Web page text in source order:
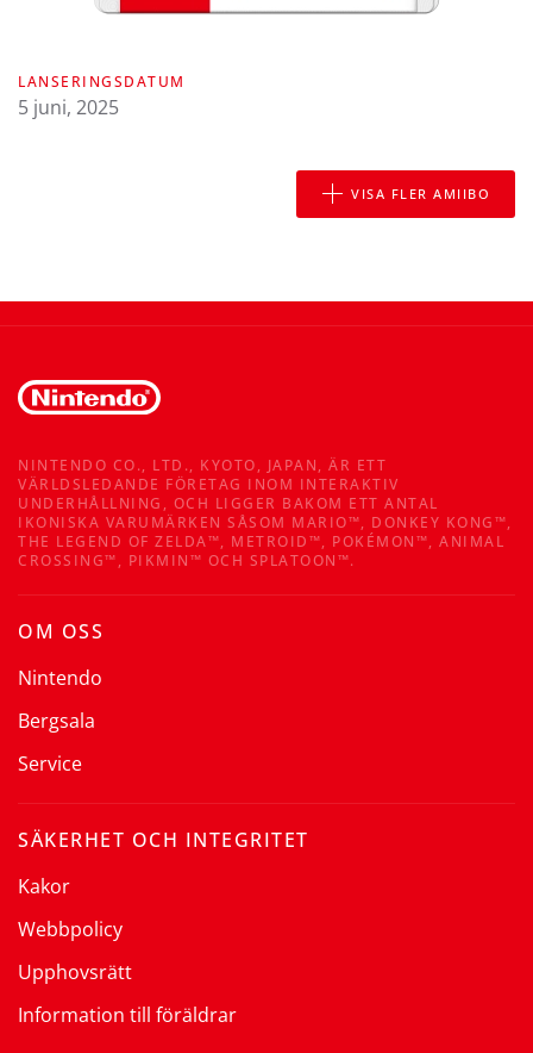
LANSERINGSDATUM
5 juni, 2025
VISA FLER AMIIBO
NINTENDO CO., LTD., KYOTO, JAPAN, ÄR ETT
VÄRLDSLEDANDE FÖRETAG INOM INTERAKTIV
UNDERHÅLLNING, OCH LIGGER BAKOM ETT ANTAL
IKONISKA VARUMÄRKEN SÅSOM MARIO™, DONKEY KONG™,
THE LEGEND OF ZELDA™, METROID™, POKÉMON™, ANIMAL
CROSSING™, PIKMIN™ OCH SPLATOON™.
OM OSS
Nintendo
Bergsala
Service
SÄKERHET OCH INTEGRITET
Kakor
Webbpolicy
Upphovsrätt
Information till föräldrar